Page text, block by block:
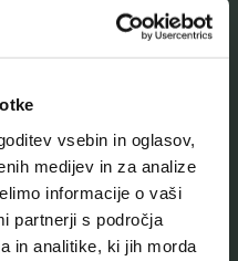
vsebin in oglasov,
medijev in za analize
informacije o vaši
partnerji s področja
in analitike, ki jih morda